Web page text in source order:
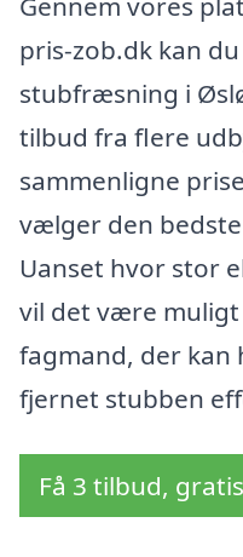
pris-zob.dk kan
stubfræsning i
tilbud fra flere
sammenligne
vælger den
Uanset hvor stor
vil det være
fagmand, der kan
fjernet stubben
Få 3 tilbud,